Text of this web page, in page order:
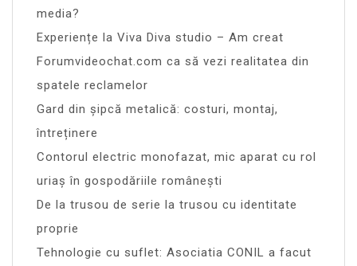
media?
Experiențe la Viva Diva studio – Am creat
Forumvideochat.com ca să vezi realitatea din
spatele reclamelor
Gard din șipcă metalică: costuri, montaj,
întreținere
Contorul electric monofazat, mic aparat cu rol
uriaș în gospodăriile românești
De la trusou de serie la trusou cu identitate
proprie
Tehnologie cu suflet: Asociatia CONIL a facut